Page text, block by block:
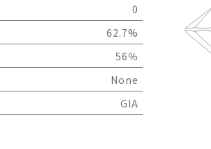
0
62.7%
56％
None
GIA